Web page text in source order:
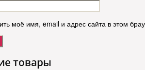
моё имя, email и адрес сайта в этом
товары